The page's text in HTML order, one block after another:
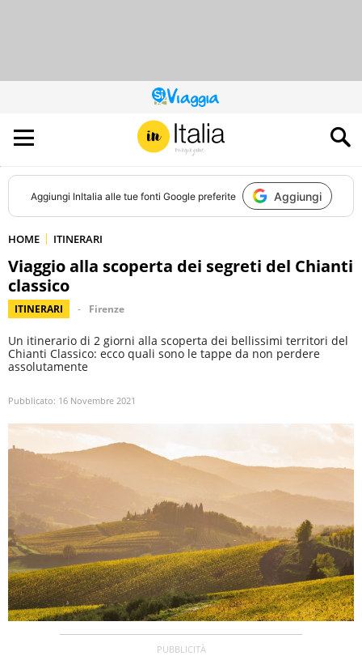
QUESTO
SITO
CONTRIBUISCE
ALL’AUDIENCE
DI
Aggiungi InItalia alle tue fonti Google preferite Aggiungi
HOME ITINERARI
Viaggio alla scoperta dei segreti del Chianti
classico
ITINERARI Firenze
Un itinerario di 2 giorni alla scoperta dei bellissimi territori del
Chianti Classico: ecco quali sono le tappe da non perdere
assolutamente
Pubblicato: 16 Novembre 2021